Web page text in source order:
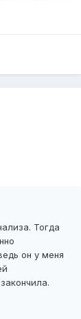
Тогда
он у меня